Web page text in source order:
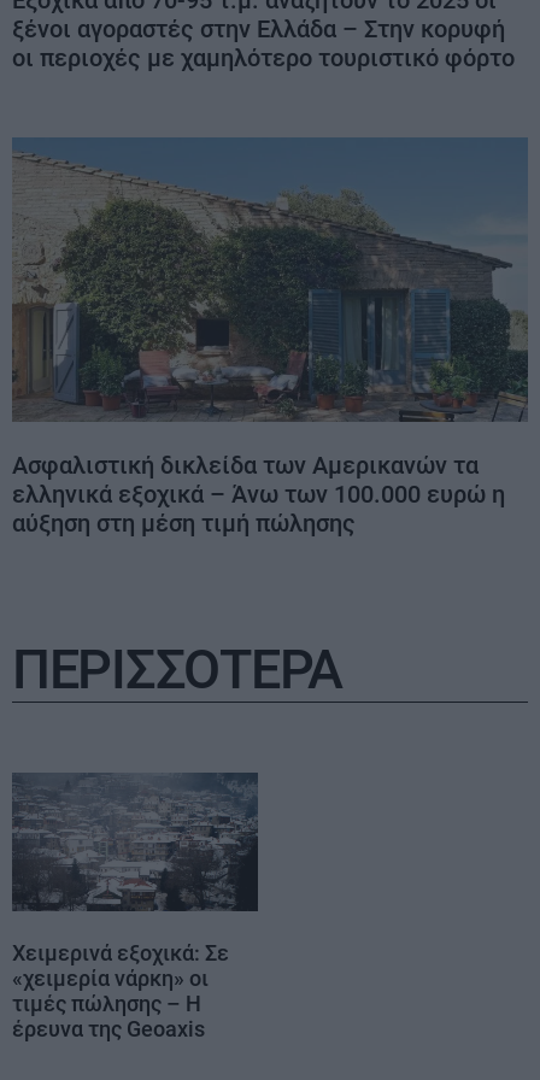
ξένοι αγοραστές στην Ελλάδα – Στην κορυφή
οι περιοχές με χαμηλότερο τουριστικό φόρτο
Ασφαλιστική δικλείδα των Αμερικανών τα
ελληνικά εξοχικά – Άνω των 100.000 ευρώ η
αύξηση στη μέση τιμή πώλησης
ΠΕΡΙΣΣΟΤΕΡΑ
Χειμερινά εξοχικά: Σε
«χειμερία νάρκη» οι
τιμές πώλησης – Η
έρευνα της Geoaxis